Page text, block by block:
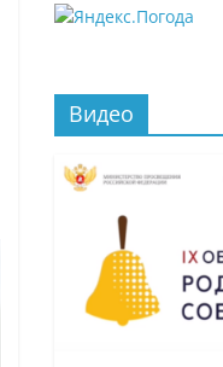
Видео